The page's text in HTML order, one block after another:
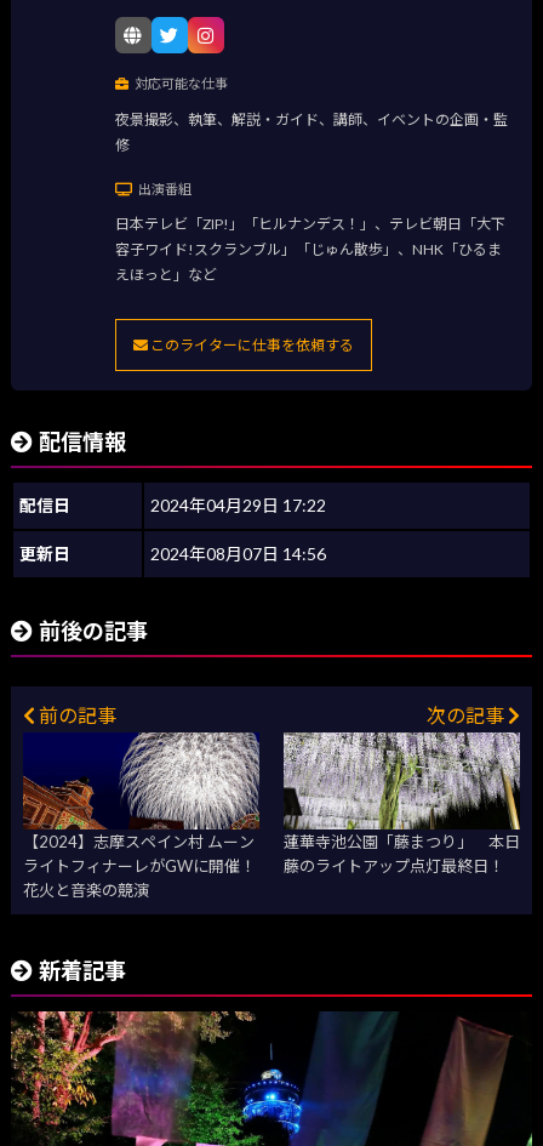
対応可能な仕事
夜景撮影、執筆、解説・ガイド、講師、イベントの企画・監
修
出演番組
日本テレビ「ZIP!」「ヒルナンデス！」、テレビ朝日「大下
容子ワイド!スクランブル」「じゅん散歩」、NHK「ひるま
えほっと」など
このライターに仕事を依頼する
配信情報
配信日 2024年04月29日 17:22
更新日 2024年08月07日 14:56
前後の記事
前の記事
【2024】志摩スペイン村 ムーン
ライトフィナーレがGWに開催！
花火と音楽の競演
次の記事
蓮華寺池公園「藤まつり」 本日
藤のライトアップ点灯最終日！
新着記事